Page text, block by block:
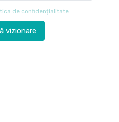
de confidențialitate
vizionare